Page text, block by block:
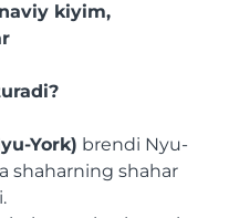
kiyim,
York) brendi Nyu-
shaharning shahar